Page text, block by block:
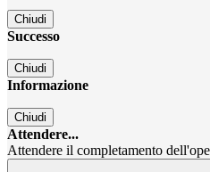
Chiudi
Successo
Chiudi
Informazione
Chiudi
Attendere...
Attendere il completamento